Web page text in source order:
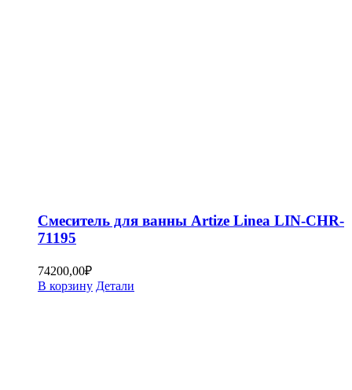
Смеситель для ванны Artize Linea LIN-CHR-
71195
74200,00₽
В корзину Детали